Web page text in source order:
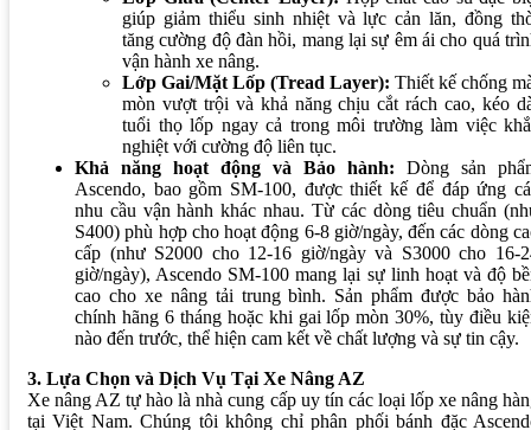
giúp giảm thiểu sinh nhiệt và lực cản lăn, đồng
tăng cường độ đàn hồi, mang lại sự êm ái cho quá
vận hành xe nâng.
Lớp Gai/Mặt Lốp (Tread Layer): Thiết kế chống
mòn vượt trội và khả năng chịu cắt rách cao, kéo
tuổi thọ lốp ngay cả trong môi trường làm việc
nghiệt với cường độ liên tục.
Khả năng hoạt động và Bảo hành: Dòng sản
Ascendo, bao gồm SM-100, được thiết kế để đáp ứng
nhu cầu vận hành khác nhau. Từ các dòng tiêu chuẩn
S400) phù hợp cho hoạt động 6-8 giờ/ngày, đến các dòng
cấp (như S2000 cho 12-16 giờ/ngày và S3000 cho 16-
giờ/ngày), Ascendo SM-100 mang lại sự linh hoạt và độ
cao cho xe nâng tải trung bình. Sản phẩm được bảo
chính hãng 6 tháng hoặc khi gai lốp mòn 30%, tùy điều
nào đến trước, thể hiện cam kết về chất lượng và sự tin cậy.
3. Lựa Chọn và Dịch Vụ Tại Xe Nâng AZ
Xe nâng AZ tự hào là nhà cung cấp uy tín các loại lốp xe nâng
tại Việt Nam. Chúng tôi không chỉ phân phối bánh đặc